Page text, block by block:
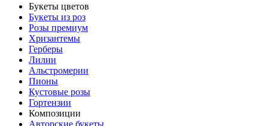
Букеты цветов
Букеты из роз
Розы премиум
Хризантемы
Герберы
Лилии
Альстромерии
Пионы
Кустовые розы
Гортензии
Композиции
Авторские букеты